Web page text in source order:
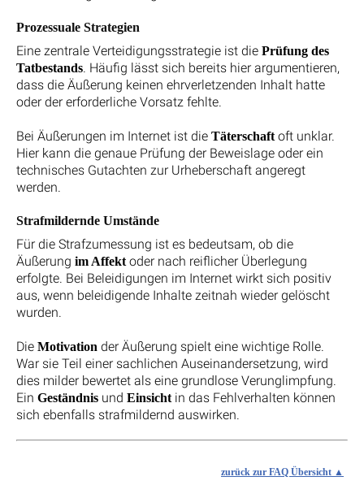
Prozessuale Strategien
Eine zentrale Verteidigungsstrategie ist die Prüfung des
Tatbestands. Häufig lässt sich bereits hier argumentieren,
dass die Äußerung keinen ehrverletzenden Inhalt hatte
oder der erforderliche Vorsatz fehlte.
Bei Äußerungen im Internet ist die Täterschaftoft unklar.
Hier kann die genaue Prüfung der Beweislage oder ein
technisches Gutachten zur Urheberschaft angeregt
werden.
Strafmildernde Umstände
Für die Strafzumessung ist es bedeutsam, ob die
Äußerung im Affekt oder nach reiflicher Überlegung
erfolgte. Bei Beleidigungen im Internet wirkt sich positiv
aus, wenn beleidigende Inhalte zeitnah wieder gelöscht
wurden.
Die Motivation der Äußerung spielt eine wichtige Rolle.
War sie Teil einer sachlichen Auseinandersetzung, wird
dies milder bewertet als eine grundlose Verunglimpfung.
Ein Geständnis und Einsicht in das Fehlverhalten können
sich ebenfalls strafmildernd auswirken.
zurück zur FAQ Übersicht